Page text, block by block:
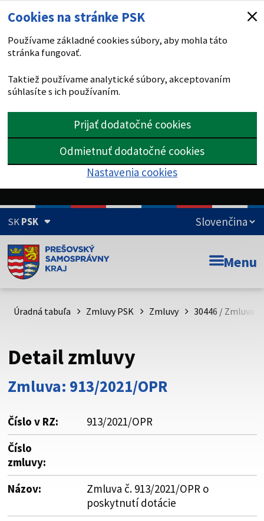
Cookies na stránke PSK
Používame základné cookies súbory, aby mohla táto
stránka fungovať.
Taktiež používame analytické súbory, akceptovaním
súhlasíte s ich používaním.
Prijať dodatočné cookies
Odmietnuť dodatočné cookies
Nastavenia cookies
SKPSK
Doména psk.sk je oficiálna
Toto je oficiálna webová stránka Prešovského
psk.sk.
Buďte pozorní a vždy sa uistite, že zdieľate informácie iba
cez zabezpečenú webovú stránku. Zabezpečená stránka
vždy začína https:// pred názvom domény webového sídla.
Menu
Úradná tabuľa Zmluvy PSK Zmluvy 30446 / Zmluva
Detail zmluvy
Zmluva: 913/2021/OPR
Číslo v RZ:
913/2021/OPR
Číslo
zmluvy:
Názov:
Zmluva č. 913/2021/OPR o
poskytnutí dotácie